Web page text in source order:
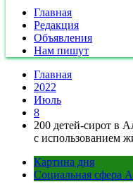
Главная
Редакция
Объявления
Нам пишут
Главная
2022
Июль
8
200 детей-сирот в
с использованием
Картина дня
Социальная сфера